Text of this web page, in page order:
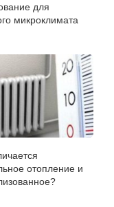
для
микроклимата
отопление и